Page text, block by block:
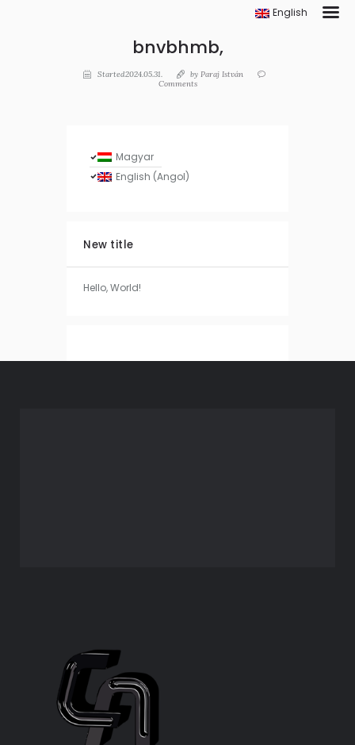
English
bnvbhmb,
Started2024.05.31. byParaj István
Comments
Magyar
English (Angol)
New title
Hello, World!